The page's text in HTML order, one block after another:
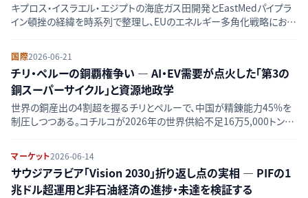
キプロス・イスラエル・エジプトの海底ガス田開発とEastMedパイプラ
イン頓挫の経緯を時系列で整理し、EUのエネルギー多角化戦略におけ
国際2026-06-21
チリ・ペルーの銅覇権争い — AI・EV需要が点火した「第3の
銅スーパーサイクル」と資源地政学
世界の銅産出の4割超を握るチリとペルーで、中国が精錬能力45%を
制圧しつつある。コチルコが2026年の世界供給不足16万5,000トンを
政学がエネルギー転換の行方を左右する5つの断面を解説する。
マーケット2026-06-14
サウジアラビア「Vision 2030」折り返し点の実相 — PIFの1
兆ドル超運用と非石油経済の進捗・未達を検証する